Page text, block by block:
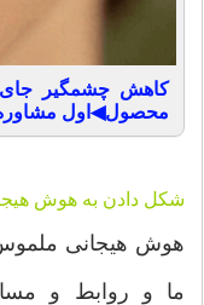
محصول◀اول مشاوره
شکل دادن به هوش
هوش هیجانی ملموس
ما و روابط و